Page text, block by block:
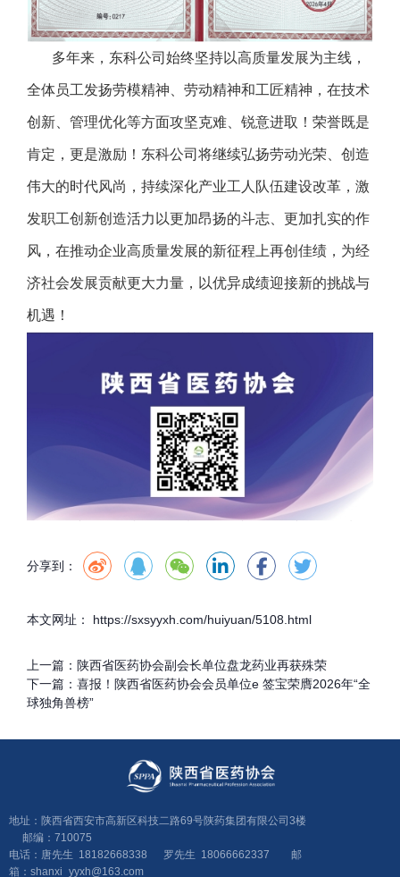
多年来，东科公司始终坚持以高质量发展为主线，
全体员工发扬劳模精神、劳动精神和工匠精神，在技术
创新、管理优化等方面攻坚克难、锐意进取！荣誉既是
肯定，更是激励！东科公司将继续弘扬劳动光荣、创造
伟大的时代风尚，持续深化产业工人队伍建设改革，激
发职工创新创造活力以更加昂扬的斗志、更加扎实的作
风，在推动企业高质量发展的新征程上再创佳绩，为经
济社会发展贡献更大力量，以优异成绩迎接新的挑战与
机遇！
分享到：
本文网址： https://sxsyyxh.com/huiyuan/5108.html
上一篇： 陕西省医药协会副会长单位盘龙药业再获殊荣
下一篇： 喜报！陕西省医药协会会员单位e 签宝荣膺2026年“全
球独角兽榜”
地址：陕西省西安市高新区科技二路69号陕药集团有限公司3楼
邮编：710075
电话：唐先生 18182668338 罗先生 18066662337 邮
箱：shanxi_yyxh@163.com